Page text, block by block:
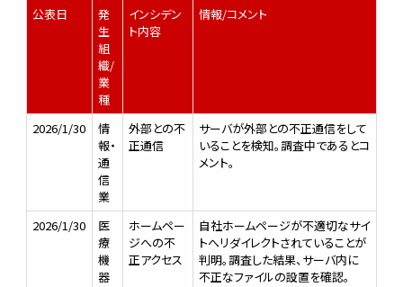
公表日
発
生
組
織/
業
種
インシデン
ト内容
情報/コメント
2026/1/30
情
報・
通
信
業
外部との不
正通信
サーバが外部との不正通信をして
いることを検知。調査中であるとコ
メント。
2026/1/30
医
療
機
器
ホームペー
ジへの不
正アクセス
自社ホームページが不適切なサイ
トへリダイレクトされていることが
判明。調査した結果、サーバ内に
不正なファイルの設置を確認。